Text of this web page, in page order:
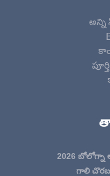
అన్ని
2026 బోలోగ్నా
గాలి